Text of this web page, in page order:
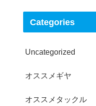
Categories
Uncategorized
オススメギヤ
オススメタックル